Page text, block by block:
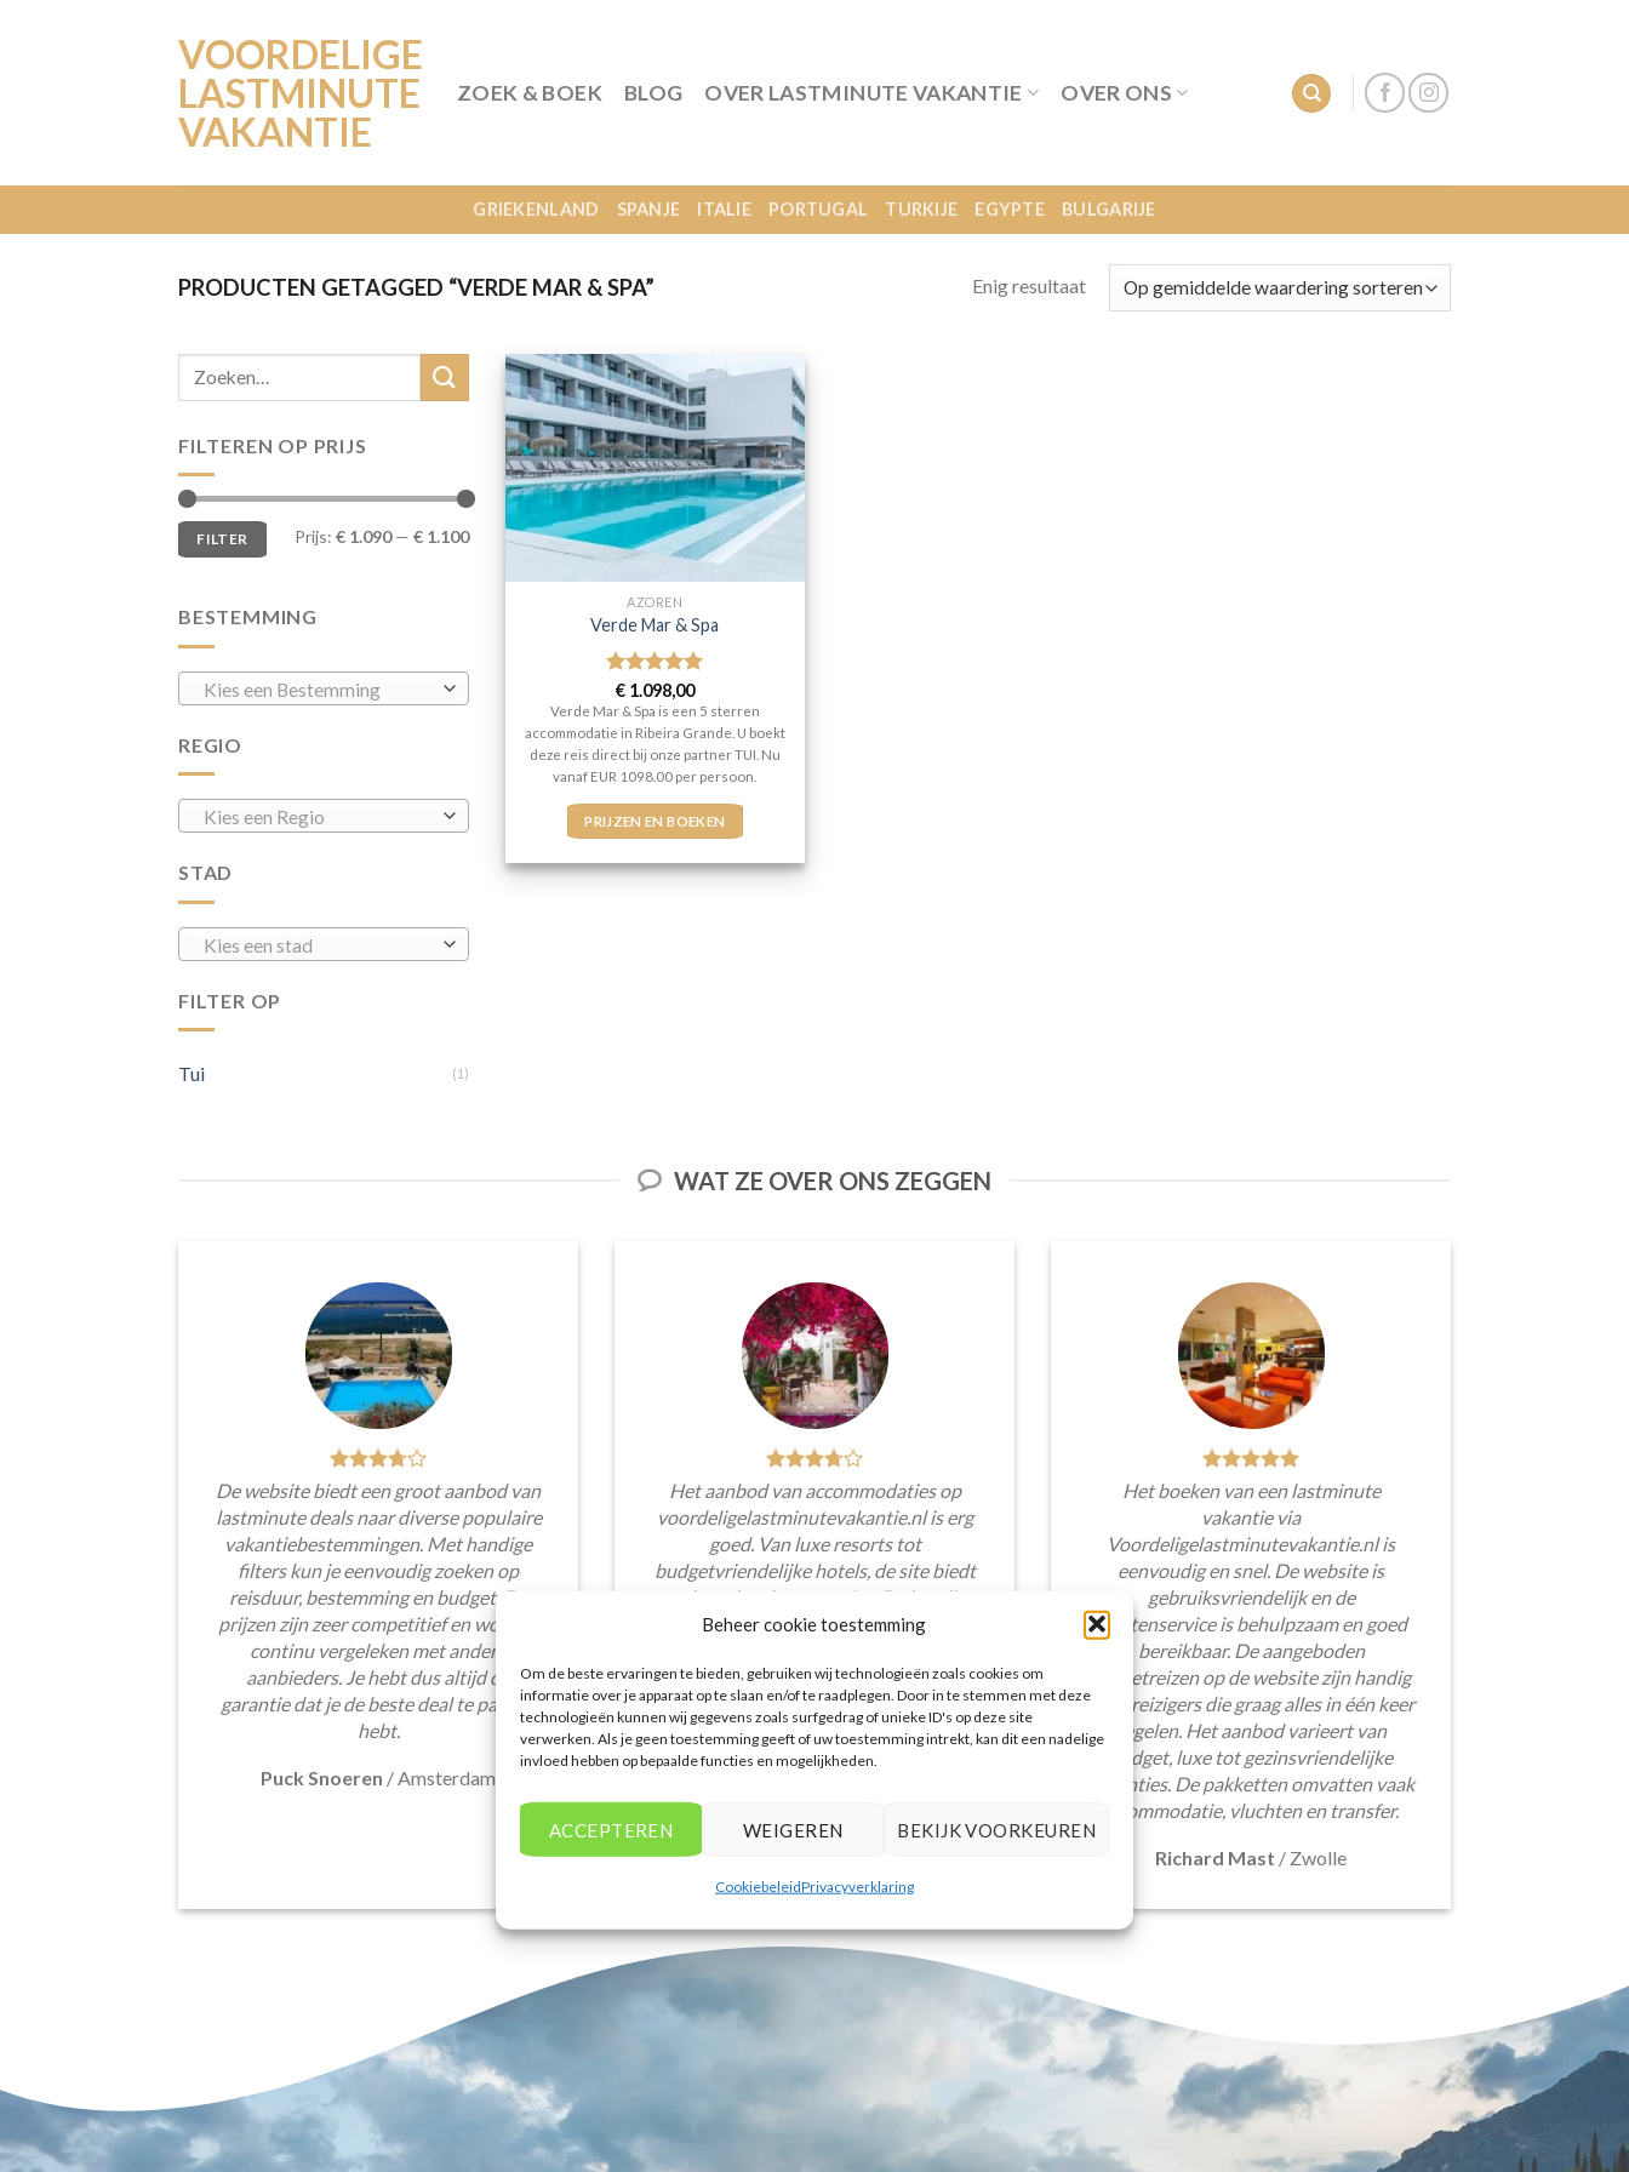
Beheer cookie toestemming
Om de beste ervaringen te bieden, gebruiken wij technologieën zoals cookies om
informatie over je apparaat op te slaan en/of te raadplegen. Door in te stemmen met deze
technologieën kunnen wij gegevens zoals surfgedrag of unieke ID's op deze site
verwerken. Als je geen toestemming geeft of uw toestemming intrekt, kan dit een nadelige
invloed hebben op bepaalde functies en mogelijkheden.
ACCEPTEREN WEIGEREN BEKIJK VOORKEUREN
CookiebeleidPrivacyverklaring
VOORDELIGE
LASTMINUTE
VAKANTIE
ZOEK & BOEK BLOG OVER LASTMINUTE VAKANTIE OVER ONS
GRIEKENLAND SPANJE ITALIE PORTUGAL TURKIJE EGYPTE BULGARIJE
PRODUCTEN GETAGGED “VERDE MAR & SPA” Enig resultaat
FILTEREN OP PRIJS
Min.
prijs
Max.
prijsFILTER Prijs: € 1.090— € 1.100
BESTEMMING
Kies een Bestemming
REGIO
Kies een Regio
STAD
Kies een stad
FILTER OP
Tui (1)
AZOREN
Verde Mar & Spa
Gewaardeerd
5uit 5
€1.098,00
Verde Mar & Spa is een 5 sterren
accommodatie in Ribeira Grande. U boekt
deze reis direct bij onze partner TUI. Nu
vanaf EUR 1098.00 per persoon.
PRIJZEN EN BOEKEN
WAT ZE OVER ONS ZEGGEN
De website biedt een groot aanbod van
lastminute deals naar diverse populaire
vakantiebestemmingen. Met handige
filters kun je eenvoudig zoeken op
reisduur, bestemming en budget. De
prijzen zijn zeer competitief en worden
continu vergeleken met andere
aanbieders. Je hebt dus altijd de
garantie dat je de beste deal te pakken
hebt.
Puck Snoeren / Amsterdam
Het aanbod van accommodaties op
voordeligelastminutevakantie.nl is erg
goed. Van luxe resorts tot
budgetvriendelijke hotels, de site biedt
een breed scala aan opties. De handige
zoekfilters maakten het eenvoudig om
aansluiten bij mijn voorkeuren en
budget.
Tim Beukers/Tilburg
Het boeken van een lastminute
vakantie via
Voordeligelastminutevakantie.nl is
eenvoudig en snel. De website is
gebruiksvriendelijk en de
klantenservice is behulpzaam en goed
bereikbaar. De aangeboden
pakketreizen op de website zijn handig
voor reizigers die graag alles in één keer
regelen. Het aanbod varieert van
budget, luxe tot gezinsvriendelijke
vakanties. De pakketten omvatten vaak
accommodatie, vluchten en transfer.
Richard Mast / Zwolle